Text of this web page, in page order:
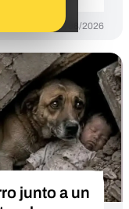
07/08/2026
junto a un